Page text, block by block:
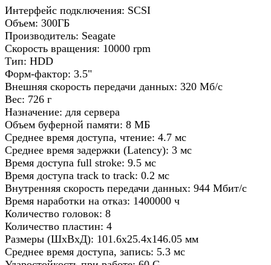
Интерфейс подключения: SCSI
Объем: 300ГБ
Производитель: Seagate
Скорость вращения: 10000 rpm
Тип: HDD
Форм-фактор: 3.5"
Внешняя скорость передачи данных: 320 Мб/с
Вес: 726 г
Назначение: для сервера
Объем буферной памяти: 8 МБ
Среднее время доступа, чтение: 4.7 мс
Среднее время задержки (Latency): 3 мс
Время доступа full stroke: 9.5 мс
Время доступа track to track: 0.2 мс
Внутренняя скорость передачи данных: 944 Мбит/с
Время наработки на отказ: 1400000 ч
Количество головок: 8
Количество пластин: 4
Размеры (ШхВхД): 101.6x25.4x146.05 мм
Среднее время доступа, запись: 5.3 мс